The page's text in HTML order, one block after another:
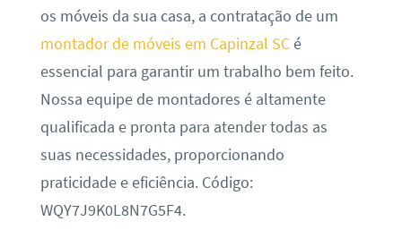
os móveis da sua casa, a contratação de um
montador de móveis em Capinzal SCé
essencial para garantir um trabalho bem feito.
Nossa equipe de montadores é altamente
qualificada e pronta para atender todas as
suas necessidades, proporcionando
praticidade e eficiência. Código:
WQY7J9K0L8N7G5F4.